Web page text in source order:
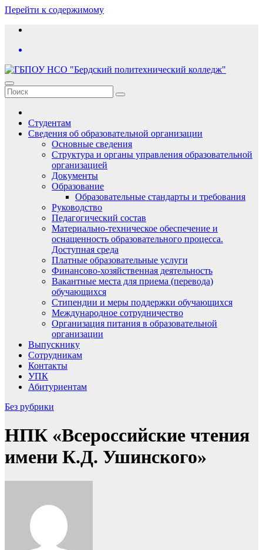
Перейти к содержимому
Студентам
Сведения об образовательной организации
Основные сведения
Структура и органы управления образовательной
организацией
Документы
Образование
Образовательные стандарты и требования
Руководство
Педагогический состав
Материально-техническое обеспечение и
оснащенность образовательного процесса.
Доступная среда
Платные образовательные услуги
Финансово-хозяйственная деятельность
Вакантные места для приема (перевода)
обучающихся
Стипендии и меры поддержки обучающихся
Международное сотрудничество
Организация питания в образовательной
организации
Выпускнику
Сотрудникам
Контакты
УПК
Абитуриентам
Без рубрики
НПК «Всероссийские чтения
имени К.Д. Ушинского»